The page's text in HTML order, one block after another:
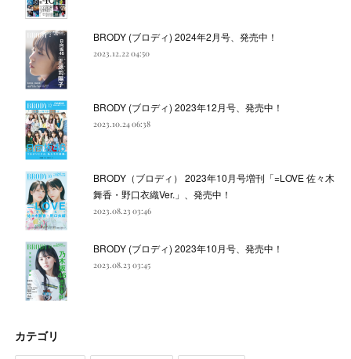
BRODY (ブロディ) 2024年2月号、発売中！
2023.12.22 04:50
BRODY (ブロディ) 2023年12月号、発売中！
2023.10.24 06:38
BRODY（ブロディ） 2023年10月号増刊「=LOVE 佐々木
舞香・野口衣織Ver.」、発売中！
2023.08.23 03:46
BRODY (ブロディ) 2023年10月号、発売中！
2023.08.23 03:45
カテゴリ